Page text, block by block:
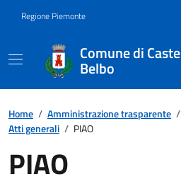
Regione Piemonte
Comune di
Belbo
Home / Amministrazione trasparente /
Atti generali / PIAO
PIAO